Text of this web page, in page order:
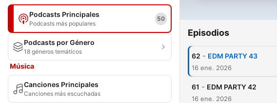
Podcasts Principales
Podcasts más populares
50
Podcasts por Género
18 géneros temáticos
Música
Canciones Principales
Canciones más escuchadas
Episodios
62 - EDM PARTY 43
16 ene. 2026
61 - EDM PARTY 42
16 ene. 2026